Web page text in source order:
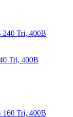
Tri, 400В